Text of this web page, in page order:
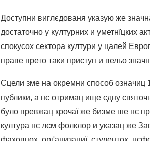
Доступни виглєдованя указую же
достаточно у културних и уметнїцких
спокусох сектора култури у цалей
праве прето таки приступ и вельо
Сцели зме на окремни способ означиц
публики, а нє отримац ище єдну
було превжац крочаї же бизме ше нє
култура нє лєм фолклор и указац же